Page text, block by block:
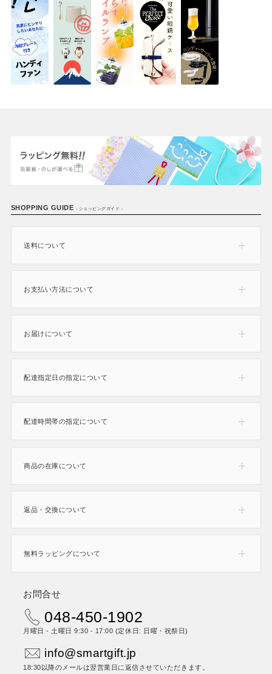
SHOPPING GUIDE - ショッピングガイド -
送料について
お支払い方法について
お届けについて
配達指定日の指定について
配達時間帯の指定について
商品の在庫について
返品・交換について
無料ラッピングについて
お問合せ
048-450-1902
月曜日 - 土曜日 9:30 - 17:00 (定休日: 日曜・祝祭日)
info@smartgift.jp
18:30以降のメールは翌営業日に返信させていただきます。